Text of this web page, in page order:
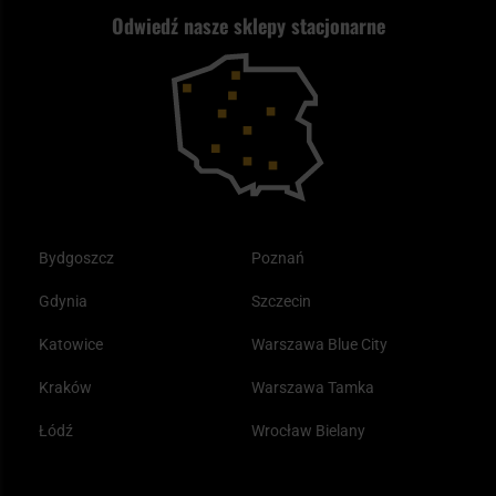
Reklamacje i gwarancja
Odwiedź nasze sklepy stacjonarne
Bydgoszcz
Gdynia
Katowice
Kraków
Łódź
Poznań
Szczecin
Warszawa Blue City
Warszawa Tamka
Wrocław Bielany
Kupony i kody rabatowe
Plecak ewakuacyjny preppersa
Samoobrona